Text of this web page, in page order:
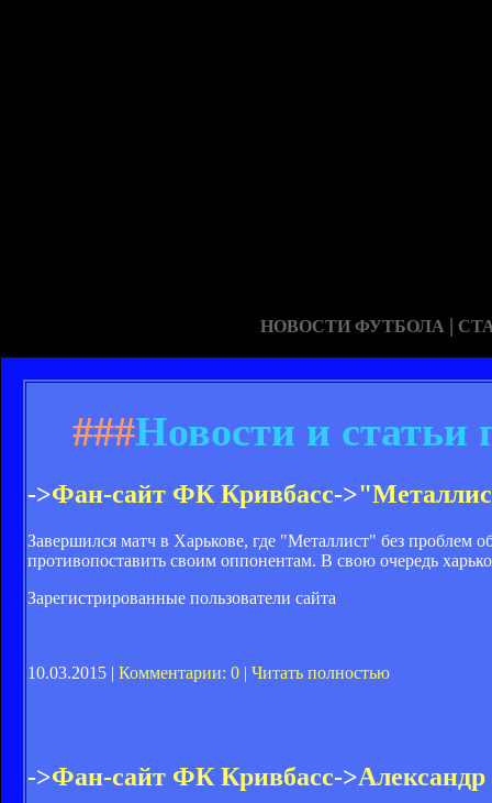
НОВОСТИ ФУТБОЛА |
###Новости и статьи
->Фан-сайт ФК Кривбасс->
Завершился матч в Харькове, где "Металлист" без
противопоставить своим оппонентам. В свою очередь
Зарегистрированные пользователи сайта
10.03.2015 | Комментарии: 0 | Читать полностью
->Фан-сайт ФК Кривбасс->